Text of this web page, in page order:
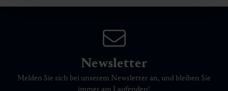
Newsletter
Melden Sie sich bei unserem Newsletter an, und bleiben Sie
immer am Laufenden!